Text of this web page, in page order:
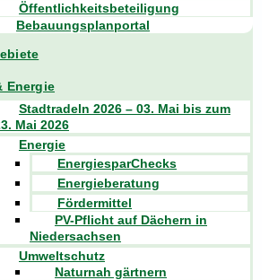
Öffentlichkeitsbeteiligung
Bebauungsplanportal
Energie
Stadtradeln 2026 – 03. Mai bis zum
Mai 2026
Energie
EnergiesparChecks
Energieberatung
Fördermittel
PV-Pflicht auf Dächern in
Niedersachsen
Umweltschutz
Naturnah gärtnern